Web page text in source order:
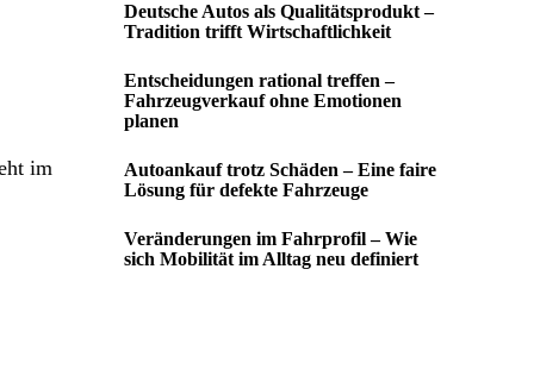
im
Deutsche Autos als Qualitätsprodukt –
Tradition trifft Wirtschaftlichkeit
Entscheidungen rational treffen –
Fahrzeugverkauf ohne Emotionen
planen
Autoankauf trotz Schäden – Eine faire
Lösung für defekte Fahrzeuge
Veränderungen im Fahrprofil – Wie
sich Mobilität im Alltag neu definiert